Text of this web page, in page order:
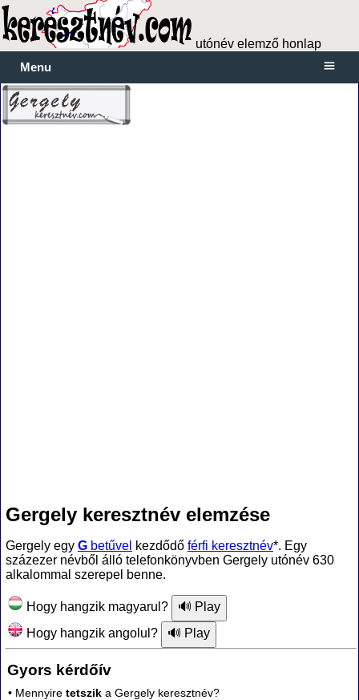
utónév elemző honlap
Menu
Gergely keresztnév elemzése
Gergely egy G betűvel kezdődő férfi keresztnév*. Egy
százezer névből álló telefonkönyvben Gergely utónév 630
alkalommal szerepel benne.
Hogy hangzik magyarul?
Hogy hangzik angolul?
Gyors kérdőív
• Mennyire tetszik a Gergely keresztnév?